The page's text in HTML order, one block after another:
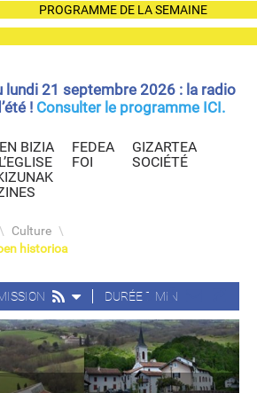
PROGRAMME DE LA SEMAINE
lundi 21 septembre 2026 : la radio
! Consulter le programme ICI.
BIZIA
FEDEA
FOI
GIZARTEA
SOCIÉTÉ
\ Culture \
historioa
DURÉE 7 MIN